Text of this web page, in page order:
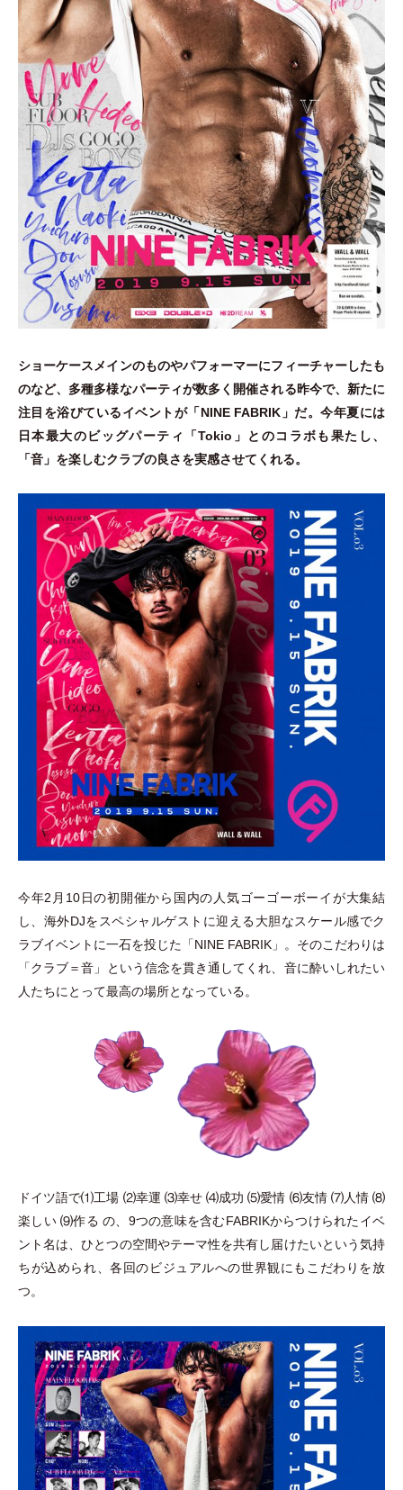
ショーケースメインのものやパフォーマーにフィーチャーしたも
のなど、多種多様なパーティが数多く開催される昨今で、新たに
注目を浴びているイベントが「NINE FABRIK 」 だ。今年夏には
日本最大のビッグパーティ
「Tokio 」
とのコラボも果たし、
「音 」 を楽しむクラブの良さを実感させてくれる。
今年2月10日の初開催から国内の人気ゴーゴーボーイが大集結
し、海外DJをスペシャルゲストに迎える大胆なスケール感でク
ラブイベントに一石を投じた 「NINE FABRIK 」
。そのこだわりは
「クラブ＝音 」
という信念を貫き通してくれ、音に酔いしれたい
人たちにとって最高の場所となっている。
ドイツ語で⑴工場 ⑵幸運 ⑶幸せ ⑷成功 ⑸愛情 ⑹友情 ⑺人情 ⑻
楽しい ⑼作る の、9つの意味を含むFABRIKからつけられたイベ
ント名は、ひとつの空間やテーマ性を共有し届けたいという気持
ちが込められ、各回のビジュアルへの世界観にもこだわりを放
つ。